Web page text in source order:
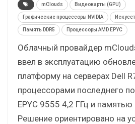
mClouds Видеокарты (GPU)
Графические процессоры NVIDIA
Память DDR5 Процессоры AMD EPYC
Облачный провайдер
ввел в эксплуатацию
платформу на серверах Dell
процессорами последнего
EPYC 9555 4,2 ГГц и памятью
Решение ориентировано на